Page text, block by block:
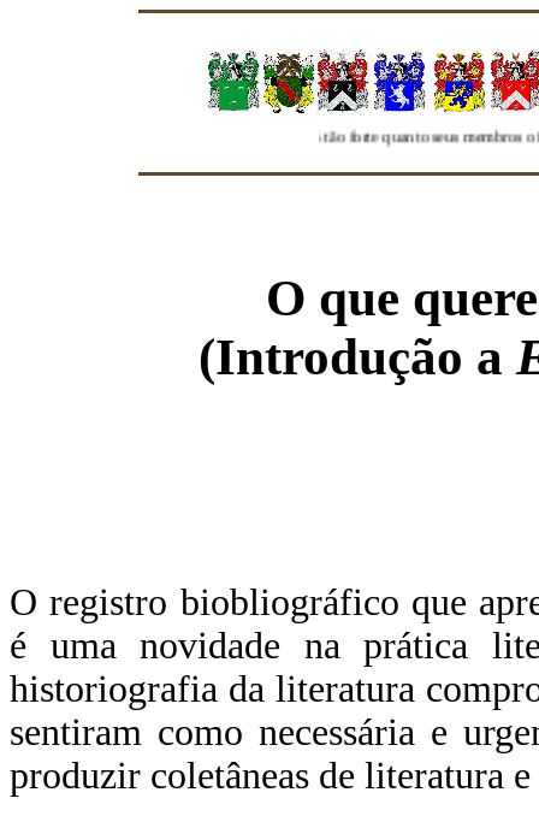
Genealogia da Familia Freire será tão forte quanto seus membros o façam"
O que
(Introdução a
O registro biobliográfico que
é uma novidade na prática
historiografia da literatura
sentiram como necessária e
produzir coletâneas de literatura